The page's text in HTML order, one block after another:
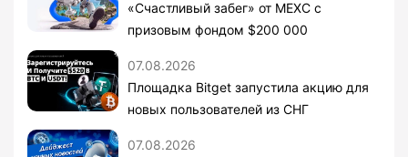
«Счастливый забег» от MEXC с
призовым фондом $200 000
07.08.2026
Площадка Bitget запустила акцию для
новых пользователей из СНГ
07.08.2026